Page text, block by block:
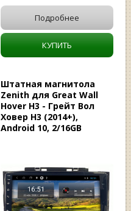
Подробнее
КУПИТЬ
Штатная магнитола
Zenith для Great Wall
Hover H3 - Грейт Вол
Ховер Н3 (2014+),
Android 10, 2/16GB